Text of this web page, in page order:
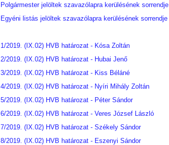
Polgármester jelöltek szavazólapra kerülésének sorrendje
Egyéni listás jelöltek szavazólapra kerülésének sorrendje
1/2019. (IX.02) HVB határozat - Kósa Zoltán
2/2019. (IX.02) HVB határozat - Hubai Jenő
3/2019. (IX.02) HVB határozat - Kiss Béláné
4/2019. (IX.02) HVB határozat - Nyíri Mihály Zoltán
5/2019. (IX.02) HVB határozat - Péter Sándor
6/2019. (IX.02) HVB határozat - Veres József László
7/2019. (IX.02) HVB határozat - Székely Sándor
8/2019. (IX.02) HVB határozat - Eszenyi Sándor